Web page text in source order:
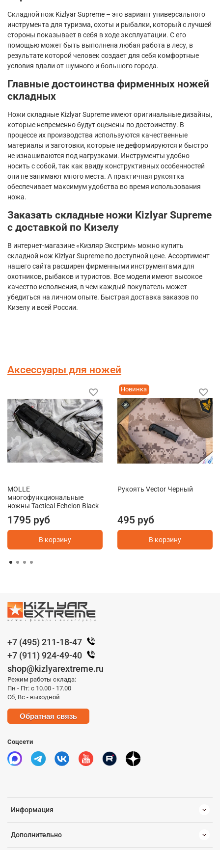
Складной нож KizlyarSupreme – это вариант универсального
инструмента для туризма, охоты и рыбалки, который с лучшей
стороны показывает в себя в ходе эксплуатации. С его
помощью может быть выполнена любая работа в лесу, в
результате которой человек создает для себя комфортные
условия вдали от шумного и большого города.
Главные достоинства фирменных ножей
складных
Ножи складные KizlyarSupreme имеют оригинальные дизайны,
которые непременно будут оценены по достоинству. В
процессе их производства используются качественные
материалы и заготовки, которые не деформируются и быстро
не изнашиваются под нагрузками. Инструменты удобно
носить с собой, так как ввиду конструктивных особенностей
они не занимают много места. А практичная рукоятка
обеспечивает максимум удобства во время использования
ножа.
Заказать складные ножи Kizlyar Supreme
с доставкой по Кизелу
В интернет-магазине «Кизляр Экстрим» можно купить
складной нож KizlyarSupreme по доступной цене. Ассортимент
нашего сайта расширен фирменными инструментами для
охотников, рыбаков и туристов. Все модели имеют высокое
качество исполнения, в чем каждый покупатель может
убедиться на личном опыте. Быстрая доставка заказов по
Кизелу и всей России.
Аксессуары для ножей
MOLLE
многофункциональные
ножны Tactical Echelon Black
1795 руб
В корзину
Новинка
Рукоять Vector Черный
495 руб
В корзину
Информация
Дополнительно
+7 (495) 211-18-47
+7 (911) 924-49-40
shop@kizlyarextreme.ru
Режим работы склада:
Пн - Пт: с 10.00 - 17.00
Сб, Вс - выходной
Обратная связь
Соцсети